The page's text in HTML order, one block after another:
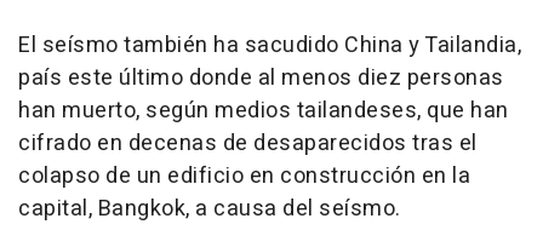
El seísmo también ha sacudido China y Tailandia,
país este último donde al menos diez personas
han muerto, según medios tailandeses, que han
cifrado en decenas de desaparecidos tras el
colapso de un edificio en construcción en la
capital, Bangkok, a causa del seísmo.